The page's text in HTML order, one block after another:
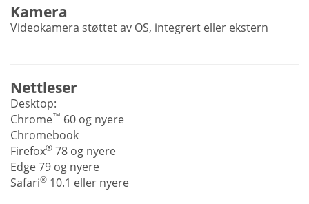
Kamera
Videokamera støttet av OS, integrert eller ekstern
Nettleser
Desktop:
Chrome™ 60 og nyere
Chromebook
Firefox® 78 og nyere
Edge 79 og nyere
Safari® 10.1 eller nyere